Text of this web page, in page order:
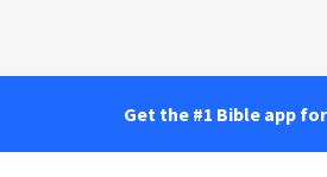
Get the #1 Bible app